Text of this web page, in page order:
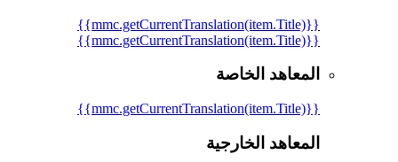
{{mmc.getCurrentTranslation(item.Title)}}
{{mmc.getCurrentTranslation(item.Title)}}
المعاهد الخاصة
{{mmc.getCurrentTranslation(item.Title)}}
المعاهد الخارجية